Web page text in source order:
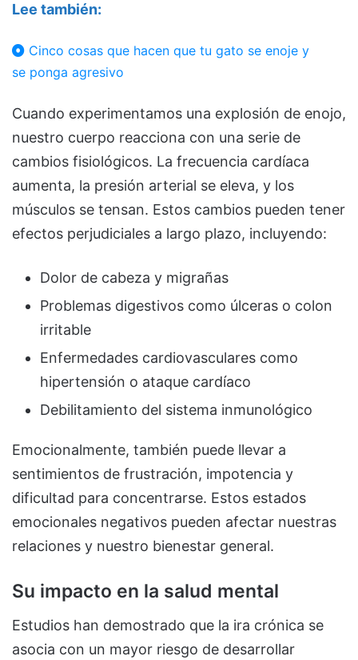
Lee también:
Cinco cosas que hacen que tu gato se enoje y
se ponga agresivo
Cuando experimentamos una explosión de enojo,
nuestro cuerpo reacciona con una serie de
cambios fisiológicos. La frecuencia cardíaca
aumenta, la presión arterial se eleva, y los
músculos se tensan. Estos cambios pueden tener
efectos perjudiciales a largo plazo, incluyendo:
Dolor de cabeza y migrañas
Problemas digestivos como úlceras o colon
irritable
Enfermedades cardiovasculares como
hipertensión o ataque cardíaco
Debilitamiento del sistema inmunológico
Emocionalmente, también puede llevar a
sentimientos de frustración, impotencia y
dificultad para concentrarse. Estos estados
emocionales negativos pueden afectar nuestras
relaciones y nuestro bienestar general.
Su impacto en la salud mental
Estudios han demostrado que la ira crónica se
asocia con un mayor riesgo de desarrollar